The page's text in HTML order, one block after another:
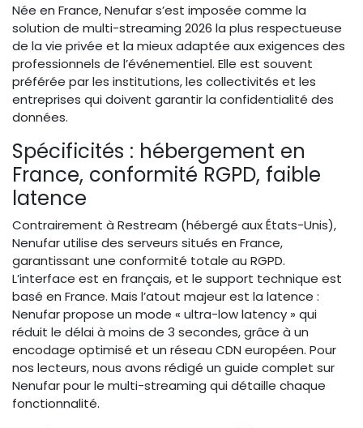
Née en France, Nenufar s’est imposée comme la
solution de multi-streaming 2026 la plus respectueuse
de la vie privée et la mieux adaptée aux exigences des
professionnels de l’événementiel. Elle est souvent
préférée par les institutions, les collectivités et les
entreprises qui doivent garantir la confidentialité des
données.
Spécificités : hébergement en
France, conformité RGPD, faible
latence
Contrairement à Restream (hébergé aux États-Unis),
Nenufar utilise des serveurs situés en France,
garantissant une conformité totale au RGPD.
L’interface est en français, et le support technique est
basé en France. Mais l’atout majeur est la latence :
Nenufar propose un mode « ultra-low latency » qui
réduit le délai à moins de 3 secondes, grâce à un
encodage optimisé et un réseau CDN européen. Pour
nos lecteurs, nous avons rédigé un guide complet sur
Nenufar pour le multi-streaming qui détaille chaque
fonctionnalité.